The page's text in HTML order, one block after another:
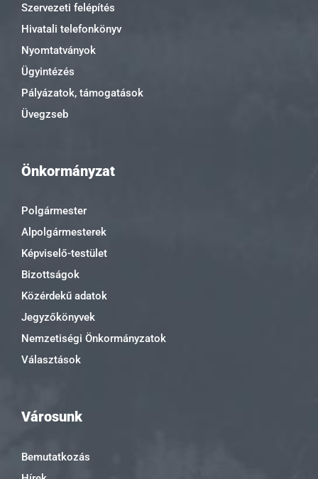
Szervezeti felépítés
Hivatali telefonkönyv
Nyomtatványok
Ügyintézés
Pályázatok, támogatások
Üvegzseb
Önkormányzat
Polgármester
Alpolgármesterek
Képviselő-testület
Bizottságok
Közérdekű adatok
Jegyzőkönyvek
Nemzetiségi Önkormányzatok
Választások
Városunk
Bemutatkozás